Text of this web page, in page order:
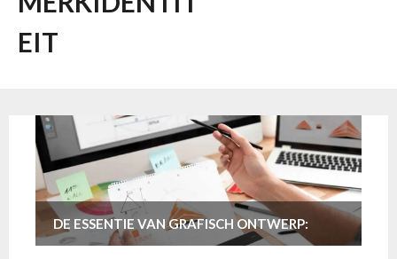
EIT
DE ESSENTIE VAN GRAFISCH ONTWERP: